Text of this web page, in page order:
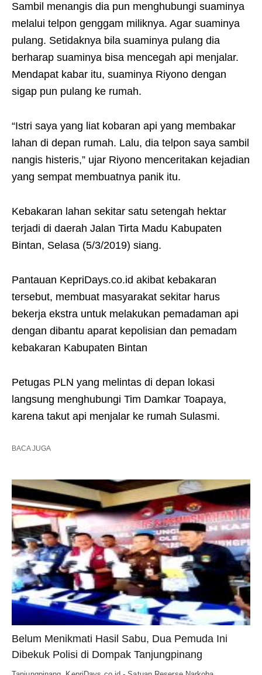
Sambil menangis dia pun menghubungi suaminya
melalui telpon genggam miliknya. Agar suaminya
pulang. Setidaknya bila suaminya pulang dia
berharap suaminya bisa mencegah api menjalar.
Mendapat kabar itu, suaminya Riyono dengan
sigap pun pulang ke rumah.
“Istri saya yang liat kobaran api yang membakar
lahan di depan rumah. Lalu, dia telpon saya sambil
nangis histeris,” ujar Riyono menceritakan kejadian
yang sempat membuatnya panik itu.
Kebakaran lahan sekitar satu setengah hektar
terjadi di daerah Jalan Tirta Madu Kabupaten
Bintan, Selasa (5/3/2019) siang.
Pantauan KepriDays.co.id akibat kebakaran
tersebut, membuat masyarakat sekitar harus
bekerja ekstra untuk melakukan pemadaman api
dengan dibantu aparat kepolisian dan pemadam
kebakaran Kabupaten Bintan
Petugas PLN yang melintas di depan lokasi
langsung menghubungi Tim Damkar Toapaya,
karena takut api menjalar ke rumah Sulasmi.
BACA JUGA
Belum Menikmati Hasil Sabu, Dua Pemuda Ini
Dibekuk Polisi di Dompak Tanjungpinang